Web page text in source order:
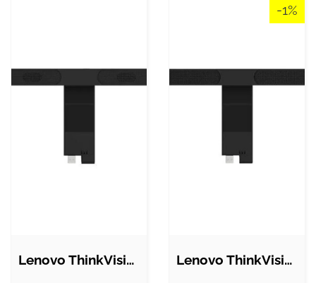
Lenovo ThinkVision MS30
-1%
Lenovo ThinkVision MS30